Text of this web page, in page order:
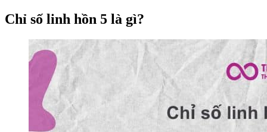
Chỉ số linh hồn 5 là gì?